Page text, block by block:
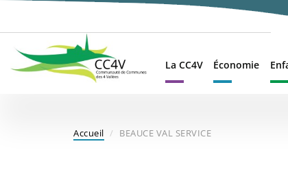
contenu
principal
La CC4V Économie
Accueil BEAUCE VAL SERVICE